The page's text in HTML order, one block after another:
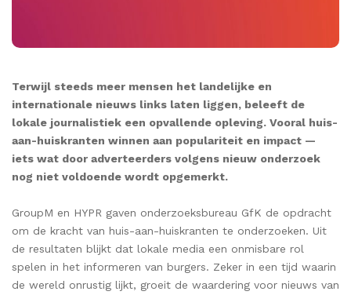
Terwijl steeds meer mensen het landelijke en
internationale nieuws links laten liggen, beleeft de
lokale journalistiek een opvallende opleving. Vooral huis-
aan-huiskranten winnen aan populariteit en impact —
iets wat door adverteerders volgens nieuw onderzoek
nog niet voldoende wordt opgemerkt.
GroupM en HYPR gaven onderzoeksbureau GfK de opdracht
om de kracht van huis-aan-huiskranten te onderzoeken. Uit
de resultaten blijkt dat lokale media een onmisbare rol
spelen in het informeren van burgers. Zeker in een tijd waarin
de wereld onrustig lijkt, groeit de waardering voor nieuws van